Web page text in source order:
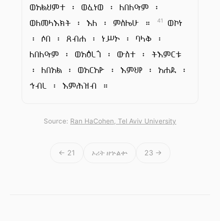
ወአልህምተ ፡ ወፈነወ ፡ ለበለዓም ፡
ወለመላእክት ፡ እለ ፡ ምስሌሁ ።
41
ወኮነ
፡ ሶበ ፡ ጸብሐ ፡ ነሥኦ ፡ ባላቅ ፡
ለበለዓም ፡ ወአዕረጎ ፡ ውስተ ፡ ትእምርቱ
፡ ለበአል ፡ ወአርአዮ ፡ እምህየ ፡ አሐደ ፡
ኅብረ ፡ እምሕዝብ ።
Source: Ran HaCohen, Tel Aviv University
← 21 ኦሪት ዘኍልቍ 23 →